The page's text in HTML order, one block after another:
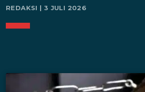
REDAKSI | 3 JULI 2026